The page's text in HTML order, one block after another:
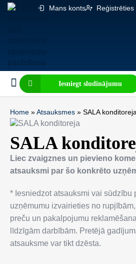
Mans konts Reģistrēties
Iesniegt sludinājumu
Home » Atsauksmes » SALA
SALA
Liec zvaigznes un pievieno
atsauksmi par šo konkrēto
* Iesniedzot atsauksmi vai sūdzību
uzņēmumu izvairieties no
preču un pakalpojumu
līdzīgām darbībām. Pretējā
atsauksme var tikt dzēsta.